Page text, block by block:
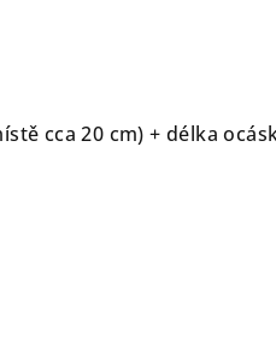
cca 20 cm) + délka